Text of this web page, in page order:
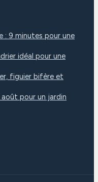
: 9 minutes pour une
idéal pour une
figuier bifère et
pour un jardin